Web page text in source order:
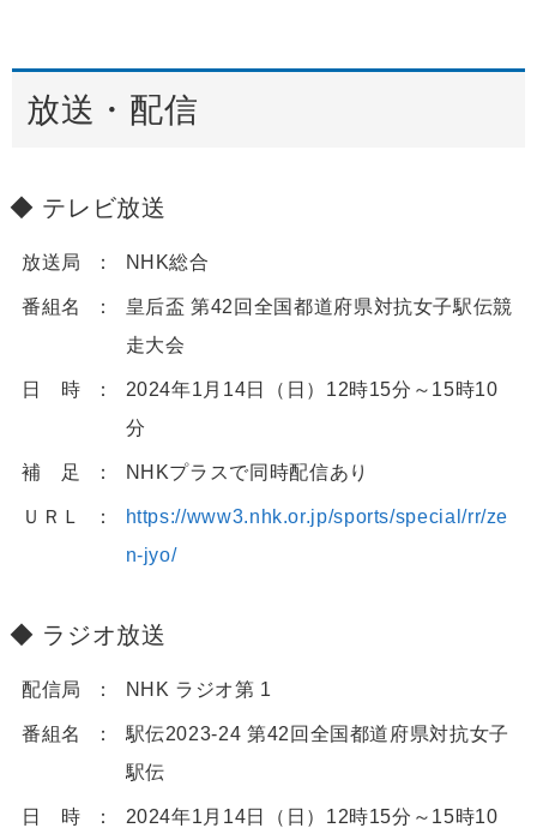
放送・配信
テレビ放送
放送局 NHK総合
番組名
皇后盃 第42回全国都道府県対抗女子駅伝競
走大会
日 時
2024年1月14日（日）12時15分～15時10
分
補 足 NHKプラスで同時配信あり
ＵＲＬ
https://www3.nhk.or.jp/sports/special/rr/ze
n-jyo/
ラジオ放送
配信局 NHK ラジオ第 1
番組名
駅伝2023-24 第42回全国都道府県対抗女子
駅伝
日 時
2024年1月14日（日）12時15分～15時10